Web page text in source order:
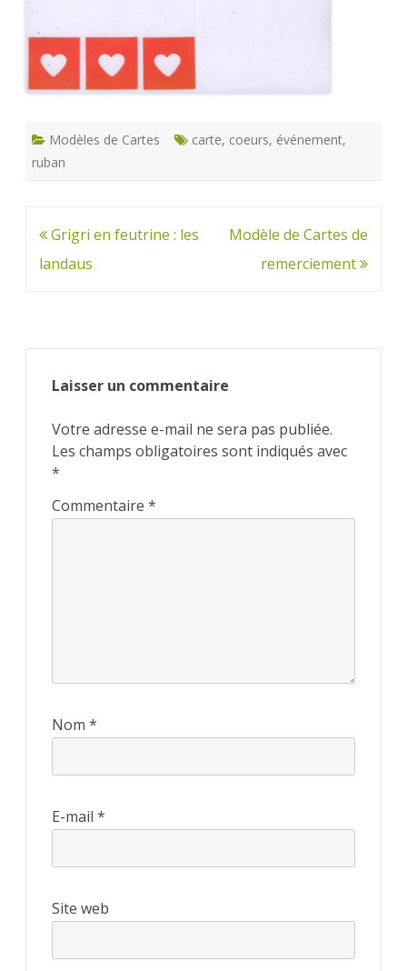
Modèles de Cartes carte, coeurs, événement,
ruban
Navigation
de
Grigri en feutrine : les
landaus
Modèle de Cartes de
remerciement
Laisser un commentaire
Votre adresse e-mail ne sera pas publiée.
Les champs obligatoires sont indiqués avec
*
Commentaire *
Nom *
E-mail *
Site web